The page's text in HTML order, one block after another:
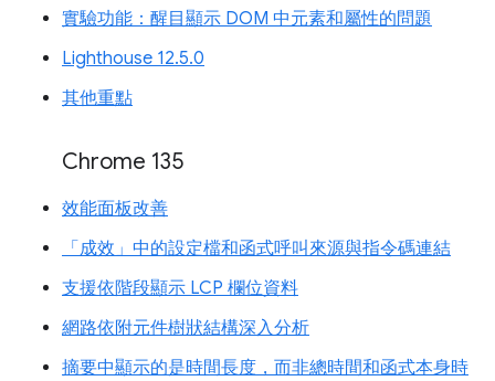
實驗功能：醒目顯示 DOM 中元素和屬性的問題
Lighthouse 12.5.0
其他重點
Chrome 135
效能面板改善
「成效」中的設定檔和函式呼叫來源與指令碼連結
支援依階段顯示 LCP 欄位資料
網路依附元件樹狀結構深入分析
摘要中顯示的是時間長度，而非總時間和函式本身時